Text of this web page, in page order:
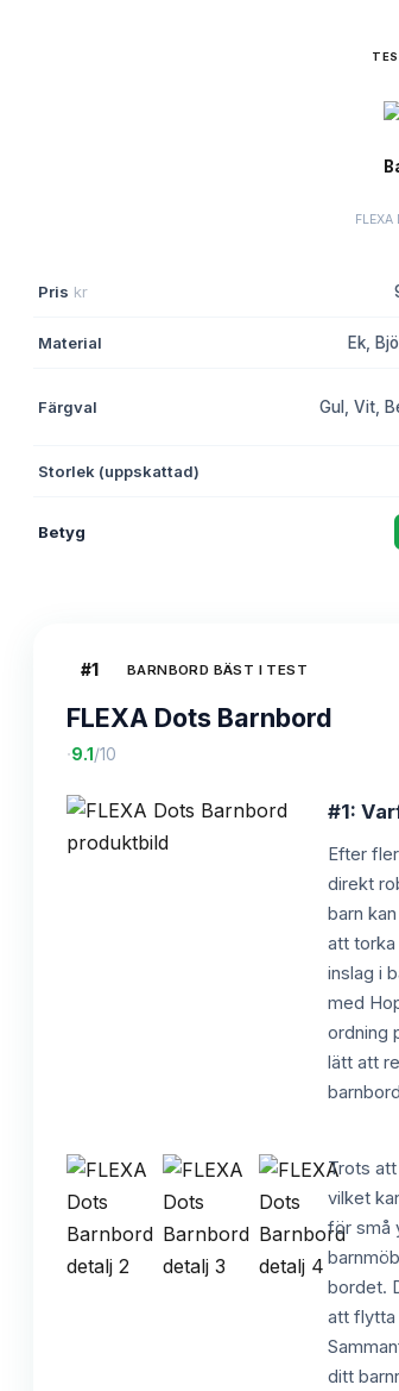
Pris kr
Material Ek,
Färgval Gul, Vit,
Storlek (uppskattad)
Betyg
#1 BARNBORD BÄST I TEST
FLEXA Dots Barnbord
·9.1 /10
#1:
Efter
direkt
barn
att
inslag i
med
ordning
lätt att
Trots
vilket
för små
bordet.
att flytta
ditt